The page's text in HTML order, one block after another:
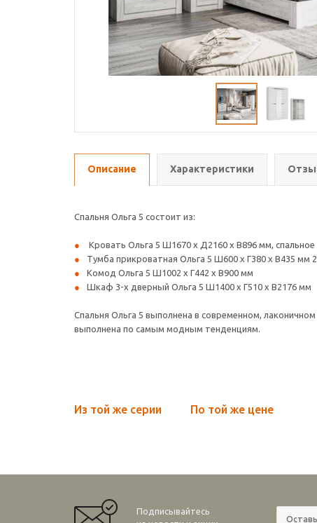
Описание Характеристики
Спальня Ольга 5 состоит из:
Кровать Ольга 5 Ш1670 х Д2160 х В896 мм,
Тумба прикроватная Ольга 5 Ш600 х Г380 х В435 мм
Комод Ольга 5 Ш1002 х Г442 х В900 мм
Шкаф 3-х дверный Ольга 5 Ш1400 х Г510 х В2176 мм
Спальня Ольга 5 выполнена в современном,
выполнена по самым модным тенденциям.
Из той же серии По той же цене
Подписывайтесь